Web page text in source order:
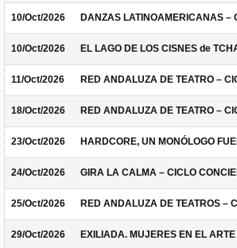
10/Oct/2026 DANZAS LATINOAMERICANAS –
10/Oct/2026 EL LAGO DE LOS CISNES de
11/Oct/2026 RED ANDALUZA DE TEATRO –
18/Oct/2026 RED ANDALUZA DE TEATRO –
23/Oct/2026 HARDCORE, UN MONÓLOGO
24/Oct/2026 GIRA LA CALMA – CICLO
25/Oct/2026 RED ANDALUZA DE TEATROS –
29/Oct/2026 EXILIADA. MUJERES EN EL